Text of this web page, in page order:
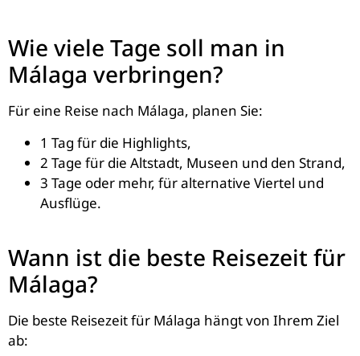
Wie viele Tage soll man in
Málaga verbringen?
Für eine Reise nach Málaga, planen Sie:
1 Tag für die Highlights,
2 Tage für die Altstadt, Museen und den Strand,
3 Tage oder mehr, für alternative Viertel und
Ausflüge.
Wann ist die beste Reisezeit für
Málaga?
Die beste Reisezeit für Málaga hängt von Ihrem Ziel
ab: